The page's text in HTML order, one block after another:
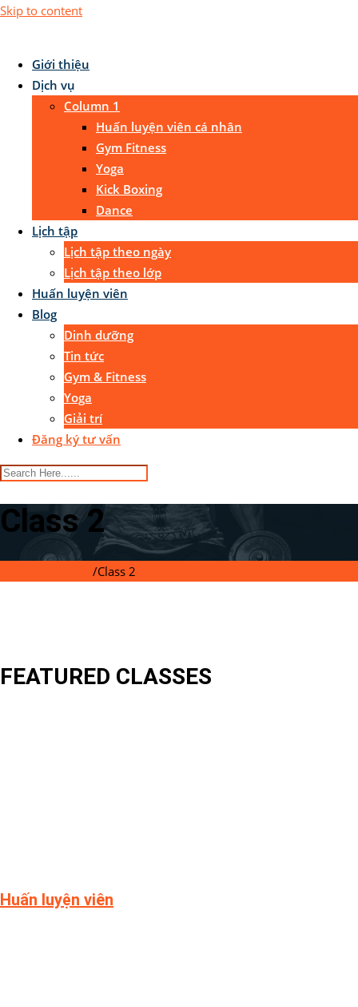
Skip to content
Giới thiệu
Dịch vụ
Column 1
Huấn luyện viên cá nhân
Gym Fitness
Yoga
Kick Boxing
Dance
Lịch tập
Lịch tập theo ngày
Lịch tập theo lớp
Huấn luyện viên
Blog
Dinh dưỡng
Tin tức
Gym & Fitness
Yoga
Giải trí
Đăng ký tư vấn
Class 2
/Class 2
FEATURED CLASSES
Huấn luyện viên